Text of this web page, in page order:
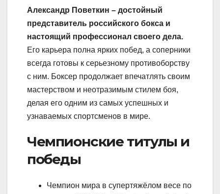
Александр Поветкин – достойный
представитель российского бокса и
настоящий профессионал своего дела.
Его карьера полна ярких побед, а соперники
всегда готовы к серьезному противоборству
с ним. Боксер продолжает впечатлять своим
мастерством и неотразимым стилем боя,
делая его одним из самых успешных и
узнаваемых спортсменов в мире.
Чемпионские титулы и
победы
Чемпион мира в супертяжёлом весе по